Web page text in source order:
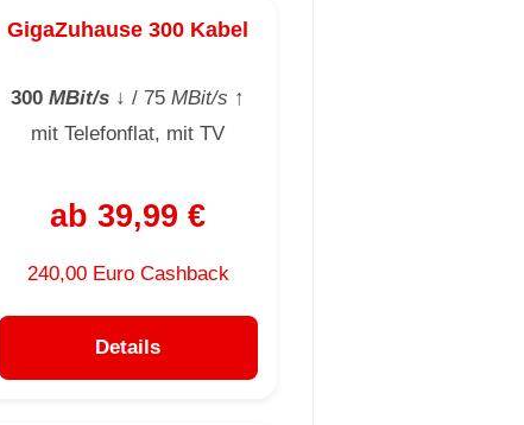
GigaZuhause 300 Kabel
300 MBit/s ↓ / 75 MBit/s ↑
mit Telefonflat, mit TV
ab 39,99 €
240,00 Euro Cashback
Details